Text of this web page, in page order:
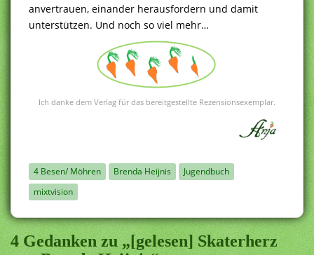
anvertrauen, einander herausfordern und damit
unterstützen. Und noch so viel mehr…
Ich danke dem Verlag für das bereitgestellte Rezensionsexemplar.
4 Besen/ Möhren Brenda Heijnis
Jugendbuch
mixtvision
4 Gedanken zu „[gelesen] Skaterherz